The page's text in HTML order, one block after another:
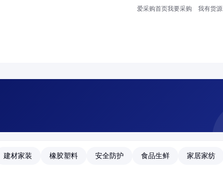
爱采购首页我要采购 我有货源
建材家装 橡胶塑料 安全防护 食品生鲜 家居家纺